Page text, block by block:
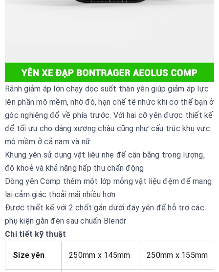
Rãnh giảm áp lớn chạy dọc suốt thân yên giúp giảm áp lực
lên phần mô mềm, nhờ đó, hạn chế tê nhức khi cơ thể bạn ở
góc nghiêng đổ về phía trước. Với hai cỡ yên được thiết kế
để tối ưu cho dáng xương chậu cũng như cấu trúc khu vực
mô mềm ở cả nam và nữ
Khung yên sử dụng vật liệu nhẹ để cân bằng trọng lượng,
độ khoẻ và khả năng hấp thụ chấn động
Dòng yên Comp thêm một lớp mỏng vật liệu đệm để mang
lại cảm giác thoải mái nhiều hơn
Được thiết kế với 2 chốt gắn dưới đáy yên để hỗ trợ các
phụ kiện gắn đèn sau chuẩn Blendr
Chi tiết kỹ thuật
Size yên 250mm x 145mm 250mm x 155mm